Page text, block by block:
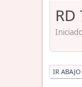
IR ABAJO